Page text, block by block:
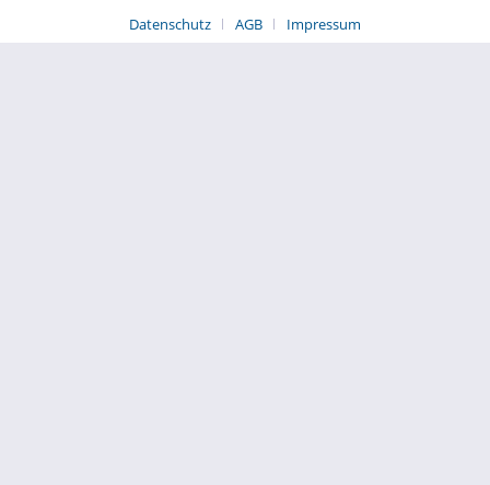
Datenschutz
AGB Impressum